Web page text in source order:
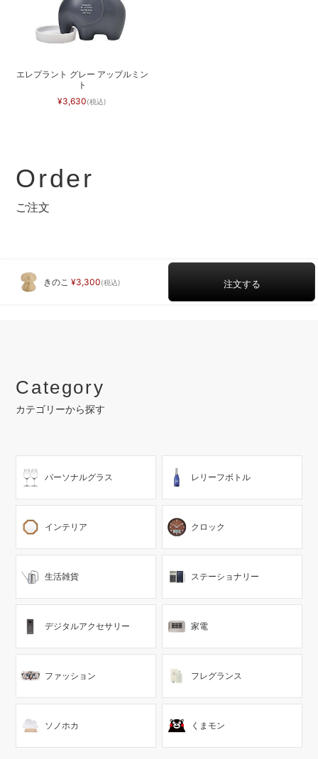
エレプラント グレー アップルミン
ト
3,630
Order
ご注文
きのこ 3,300
Category
カテゴリーから探す
パーソナルグラス レリーフボトル
インテリア クロック
生活雑貨 ステーショナリー
デジタルアクセサリー 家電
ファッション フレグランス
ソノホカ くまモン